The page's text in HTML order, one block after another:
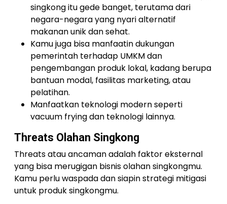
singkong itu gede banget, terutama dari
negara-negara yang nyari alternatif
makanan unik dan sehat.
Kamu juga bisa manfaatin dukungan
pemerintah terhadap UMKM dan
pengembangan produk lokal, kadang berupa
bantuan modal, fasilitas marketing, atau
pelatihan.
Manfaatkan teknologi modern seperti
vacuum frying dan teknologi lainnya.
Threats Olahan Singkong
Threats atau ancaman adalah faktor eksternal
yang bisa merugigan bisnis olahan singkongmu.
Kamu perlu waspada dan siapin strategi mitigasi
untuk produk singkongmu.